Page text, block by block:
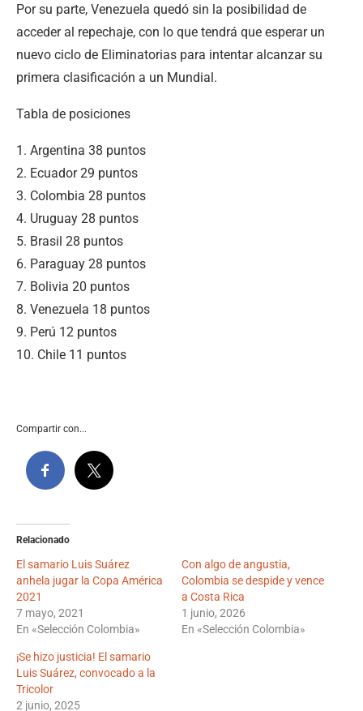
Por su parte, Venezuela quedó sin la posibilidad de
acceder al repechaje, con lo que tendrá que esperar un
nuevo ciclo de Eliminatorias para intentar alcanzar su
primera clasificación a un Mundial.
Tabla de posiciones
1. Argentina 38 puntos
2. Ecuador 29 puntos
3. Colombia 28 puntos
4. Uruguay 28 puntos
5. Brasil 28 puntos
6. Paraguay 28 puntos
7. Bolivia 20 puntos
8. Venezuela 18 puntos
9. Perú 12 puntos
10. Chile 11 puntos
Compartir con...
Relacionado
El samario Luis Suárez
anhela jugar la Copa América
2021
7 mayo, 2021
En «Selección Colombia»
Con algo de angustia,
Colombia se despide y vence
a Costa Rica
1 junio, 2026
En «Selección Colombia»
¡Se hizo justicia! El samario
Luis Suárez, convocado a la
Tricolor
2 junio, 2025